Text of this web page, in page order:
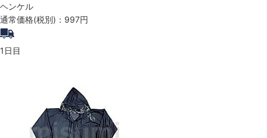
ヘンケル
通常価格(税別)： 997円
1日目